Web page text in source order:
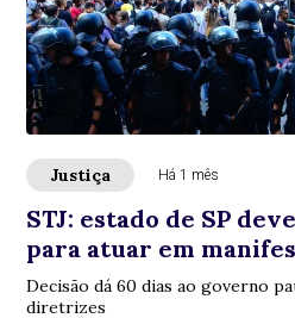
Justiça Há 1 mês
STJ: estado de SP
para atuar em
Decisão dá 60 dias ao governo
diretrizes